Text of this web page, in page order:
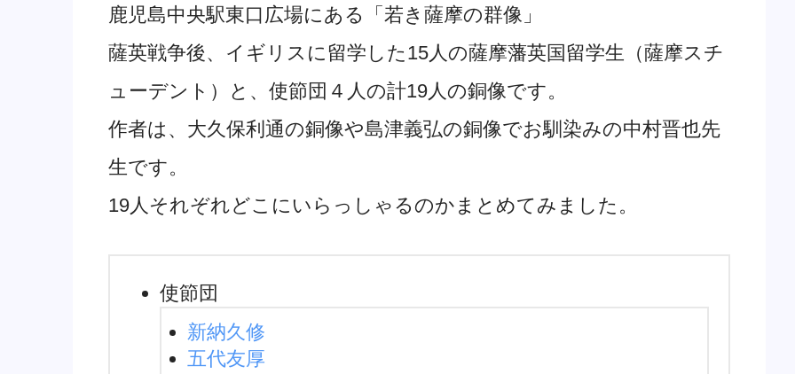
鹿児島中央駅東口広場にある「若き薩摩の群像」
薩英戦争後、イギリスに留学した15人の薩摩藩英国留学生（薩摩スチ
ューデント）と、使節団４人の計19人の銅像です。
作者は、大久保利通の銅像や島津義弘の銅像でお馴染みの中村晋也先
生です。
19人それぞれどこにいらっしゃるのかまとめてみました。
使節団
新納久修
五代友厚